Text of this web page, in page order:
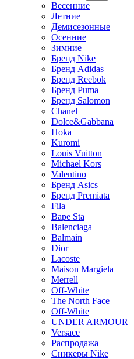
Весенние
Летние
Демисезонные
Осенние
Зимние
Бренд Nike
Бренд Adidas
Бренд Reebok
Бренд Puma
Бренд Salomon
Chanel
Dolce&Gabbana
Hoka
Kuromi
Louis Vuitton
Michael Kors
Valentino
Бренд Asics
Бренд Premiata
Fila
Bape Sta
Balenciaga
Balmain
Dior
Lacoste
Maison Margiela
Merrell
Off-White
The North Face
Off-White
UNDER ARMOUR
Versace
Распродажа
Сникеры Nike